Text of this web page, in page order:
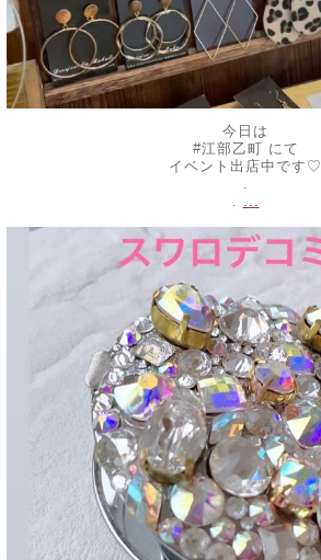
今日は
#江部乙町 にて
イベント出店中です♡
.
. ...
decojewelrymahalo
5月 20